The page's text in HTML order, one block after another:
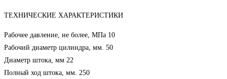
ТЕХНИЧЕСКИЕ ХАРАКТЕРИСТИКИ
Рабочее давление, не более, МПа 10
Рабочий диаметр цилиндра, мм. 50
Диаметр штока, мм 22
Полный ход штока, мм. 250